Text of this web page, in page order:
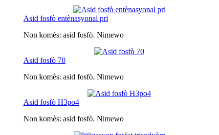
Asid fosfò entènasyonal pri
Non komès: asid fosfò. Nimewo
Asid fosfò 70
Non komès: asid fosfò. Nimewo
Asid fosfò H3po4
Non komès: asid fosfò. Nimewo